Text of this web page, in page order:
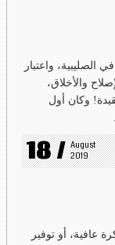
واعتبار
والأخلاق،
وكان أول
18 / August
2019
عافية، أو توفير